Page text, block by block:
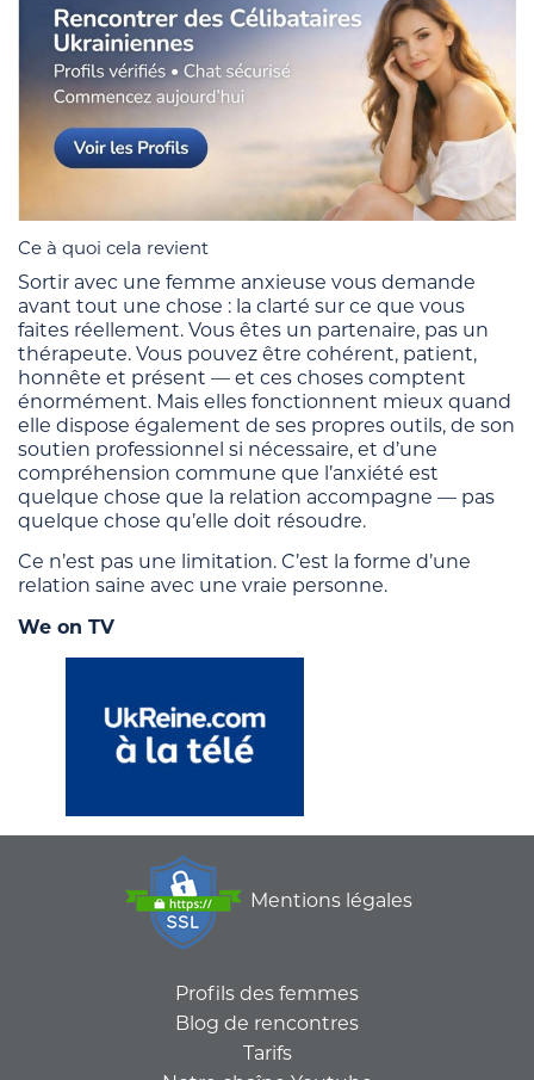
Ce à quoi cela revient
Sortir avec une femme anxieuse vous demande
avant tout une chose : la clarté sur ce que vous
faites réellement. Vous êtes un partenaire, pas un
thérapeute. Vous pouvez être cohérent, patient,
honnête et présent — et ces choses comptent
énormément. Mais elles fonctionnent mieux quand
elle dispose également de ses propres outils, de son
soutien professionnel si nécessaire, et d’une
compréhension commune que l’anxiété est
quelque chose que la relation accompagne — pas
quelque chose qu’elle doit résoudre.
Ce n’est pas une limitation. C’est la forme d’une
relation saine avec une vraie personne.
We on TV
Mentions légales
Profils des femmes
Blog de rencontres
Tarifs